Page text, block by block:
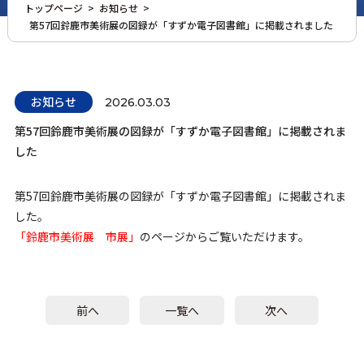
トップページ > お知らせ>
第57回鈴鹿市美術展の図録が「すずか電子図書館」に掲載されました
お知らせ 2026.03.03
第57回鈴鹿市美術展の図録が「すずか電子図書館」に掲載されま
した
第57回鈴鹿市美術展の図録が「すずか電子図書館」に掲載されま
した。
「鈴鹿市美術展 市展」 のページからご覧いただけます。
前へ 一覧へ 次へ